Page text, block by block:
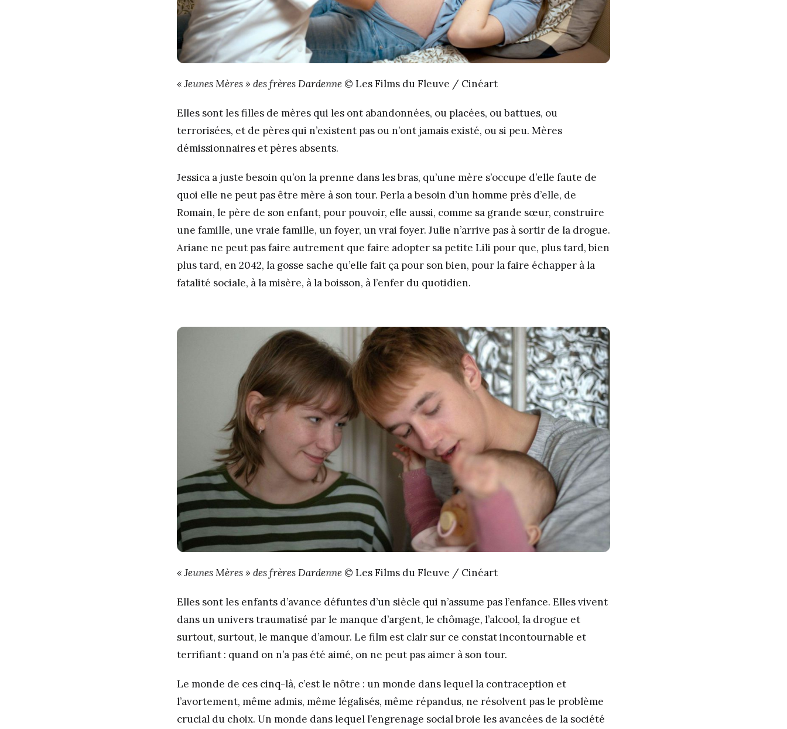
« Jeunes Mères » des frères Dardenne © Les Films du Fleuve / Cinéart
Elles sont les filles de mères qui les ont abandonnées, ou placées, ou battues, ou
terrorisées, et de pères qui n’existent pas ou n’ont jamais existé, ou si peu. Mères
démissionnaires et pères absents.
Jessica a juste besoin qu’on la prenne dans les bras, qu’une mère s’occupe d’elle faute de
quoi elle ne peut pas être mère à son tour. Perla a besoin d’un homme près d’elle, de
Romain, le père de son enfant, pour pouvoir, elle aussi, comme sa grande sœur, construire
une famille, une vraie famille, un foyer, un vrai foyer. Julie n’arrive pas à sortir de la drogue.
Ariane ne peut pas faire autrement que faire adopter sa petite Lili pour que, plus tard, bien
plus tard, en 2042, la gosse sache qu’elle fait ça pour son bien, pour la faire échapper à la
fatalité sociale, à la misère, à la boisson, à l’enfer du quotidien.
« Jeunes Mères » des frères Dardenne © Les Films du Fleuve / Cinéart
Elles sont les enfants d’avance défuntes d’un siècle qui n’assume pas l’enfance. Elles vivent
dans un univers traumatisé par le manque d’argent, le chômage, l’alcool, la drogue et
surtout, surtout, le manque d’amour. Le film est clair sur ce constat incontournable et
terrifiant : quand on n’a pas été aimé, on ne peut pas aimer à son tour.
Le monde de ces cinq-là, c’est le nôtre : un monde dans lequel la contraception et
l’avortement, même admis, même légalisés, même répandus, ne résolvent pas le problème
crucial du choix. Un monde dans lequel l’engrenage social broie les avancées de la société